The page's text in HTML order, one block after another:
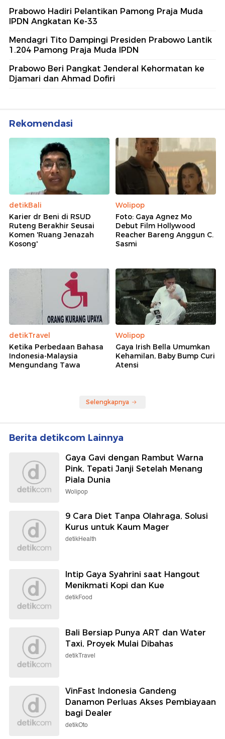
Prabowo Hadiri Pelantikan Pamong Praja Muda
IPDN Angkatan Ke-33
Mendagri Tito Dampingi Presiden Prabowo Lantik
1.204 Pamong Praja Muda IPDN
Prabowo Beri Pangkat Jenderal Kehormatan ke
Djamari dan Ahmad Dofiri
Rekomendasi
detikBali
Karier dr Beni di RSUD
Ruteng Berakhir Seusai
Komen 'Ruang Jenazah
Kosong'
Wolipop
Foto: Gaya Agnez Mo
Debut Film Hollywood
Reacher Bareng Anggun C.
Sasmi
detikTravel
Ketika Perbedaan Bahasa
Indonesia-Malaysia
Mengundang Tawa
Wolipop
Gaya Irish Bella Umumkan
Kehamilan, Baby Bump Curi
Atensi
Selengkapnya
Berita detikcom Lainnya
Gaya Gavi dengan Rambut Warna
Pink, Tepati Janji Setelah Menang
Piala Dunia
Wolipop
9 Cara Diet Tanpa Olahraga, Solusi
Kurus untuk Kaum Mager
detikHealth
Intip Gaya Syahrini saat Hangout
Menikmati Kopi dan Kue
detikFood
Bali Bersiap Punya ART dan Water
Taxi, Proyek Mulai Dibahas
detikTravel
VinFast Indonesia Gandeng
Danamon Perluas Akses Pembiayaan
bagi Dealer
detikOto